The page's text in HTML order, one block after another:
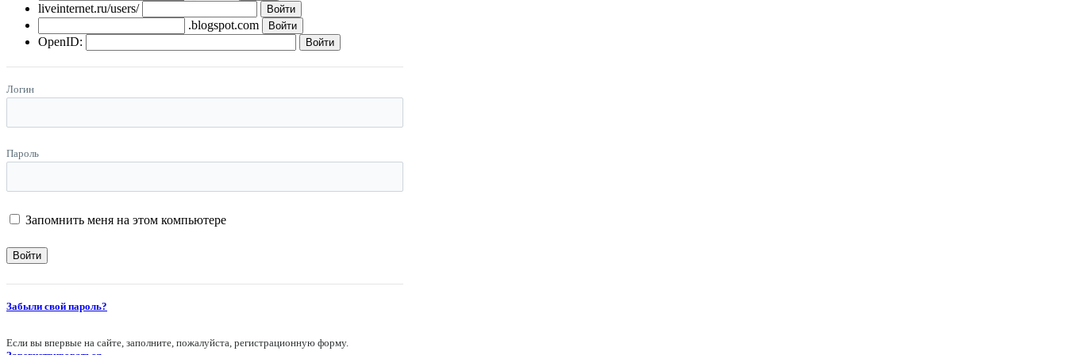
liveinternet.ru/users/
.blogspot.com
OpenID:
Логин
Пароль
Запомнить меня на этом компьютере
Забыли свой пароль?
Если вы впервые на сайте, заполните, пожалуйста, регистрационную форму.